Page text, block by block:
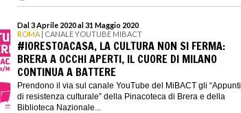
Dal 3 Aprile 2020 al 31 Maggio 2020
ROMA | CANALE YOUTUBE MIBACT
#IORESTOACASA, LA CULTURA NON SI FERMA:
BRERA A OCCHI APERTI, IL CUORE DI MILANO
CONTINUA A BATTERE
Prendono il via sul canale YouTube del MiBACT gli “Appunti
di resistenza culturale” della Pinacoteca di Brera e della
Biblioteca Nazionale...